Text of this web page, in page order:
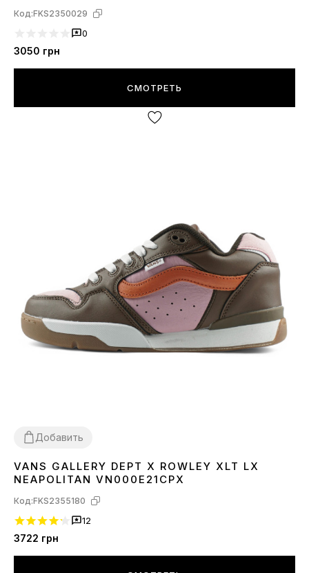
Код:FKS2350029
0
3050 грн
СМОТРЕТЬ
Добавить
3637 383940
VANS GALLERY DEPT X ROWLEY XLT LX
NEAPOLITAN VN000E21CPX
Код:FKS2355180
12
3722 грн